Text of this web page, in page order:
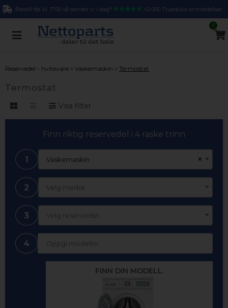
Bestill før kl. 17.00 så sender vi i dag* >2.000 Trustpilot anmeldelser
0
Reservedel - hvitevare » Vaskemaskin » Termostat
Termostat
Visa filter
Finn riktig reservedel i 4 raske trinn
1 ×
Vaskemaskin
2 Velg merke
3 Velg reservedel
4
FINN DIN MODELL.